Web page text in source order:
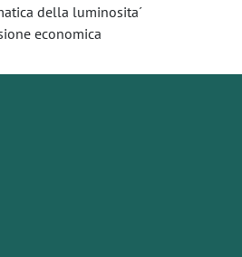
della luminosita´
economica